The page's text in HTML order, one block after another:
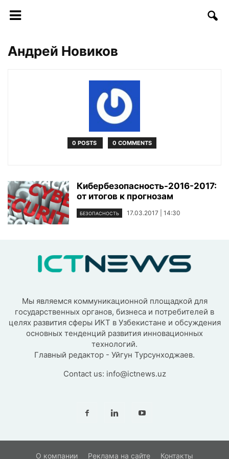
Андрей Новиков
0 POSTS 0 COMMENTS
Кибербезопасность-2016-2017:
от итогов к прогнозам
БЕЗОПАСНОСТЬ 17.03.2017 | 14:30
Мы являемся коммуникационной площадкой для
государственных органов, бизнеса и потребителей в
целях развития сферы ИКТ в Узбекистане и обсуждения
основных тенденций развития инновационных
технологий.
Главный редактор - Уйгун Турсунходжаев.
Contact us: info@ictnews.uz
О компании Реклама на сайте Контакты